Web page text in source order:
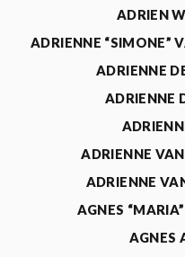
ADRIEN
ADRIENNE “SIMONE”
ADRIENNE
ADRIENNE
ADRIENNE
ADRIENNE
AGNES
AGNES